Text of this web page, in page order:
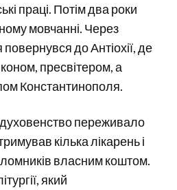
праці. Потім два роки
мовчанні. Через
до Антіохії, де
пресвітером, а
Константинополя.
переживало
кілька лікарень і
власним коштом.
який